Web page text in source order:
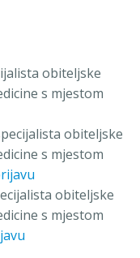
obiteljske
s mjestom
obiteljske
s mjestom
obiteljske
s mjestom